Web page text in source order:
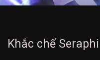
Khắc chế